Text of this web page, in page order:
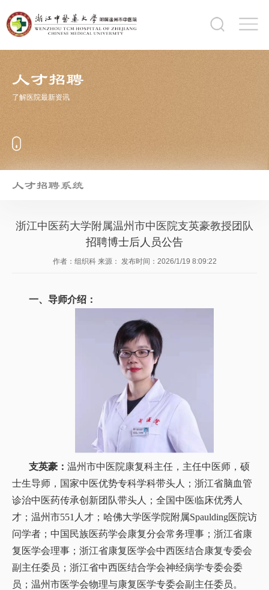
人才招聘
了解医院最新资讯
人才招聘系统
浙江中医药大学附属温州市中医院支英豪教授团队
招聘博士后人员公告
作者：组织科 来源： 发布时间：2026/1/19 8:09:22
一、 导师介绍：
支英豪： 温州市中医院康复科主任，主任中医师，硕
士生导师，国家中医优势专科学科带头人；浙江省脑血管
诊治中医药传承创新团队带头人；全国中医临床优秀人
才；温州市551人才；哈佛大学医学院附属Spaulding医院访
问学者；中国民族医药学会康复分会常务理事；浙江省康
复医学会理事；浙江省康复医学会中西医结合康复专委会
副主任委员；浙江省中西医结合学会神经病学专委会委
员；温州市医学会物理与康复医学专委会副主任委员。